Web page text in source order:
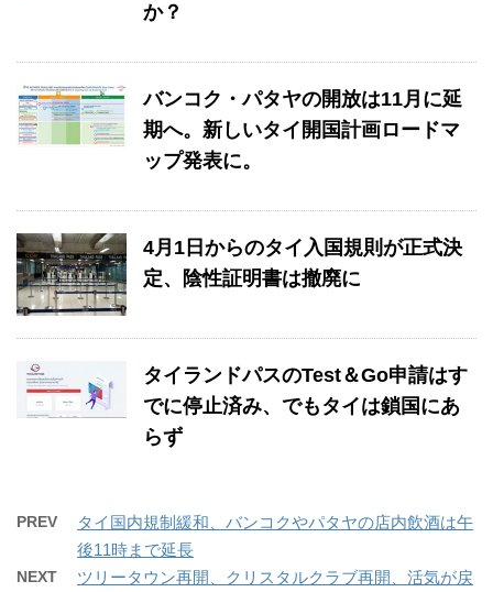
か？
バンコク・パタヤの開放は11月に延
期へ。新しいタイ開国計画ロードマ
ップ発表に。
4月1日からのタイ入国規則が正式決
定、陰性証明書は撤廃に
タイランドパスのTest＆Go申請はす
でに停止済み、でもタイは鎖国にあ
らず
PREV
タイ国内規制緩和、バンコクやパタヤの店内飲酒は午
後11時まで延長
NEXT
ツリータウン再開、クリスタルクラブ再開、活気が戻